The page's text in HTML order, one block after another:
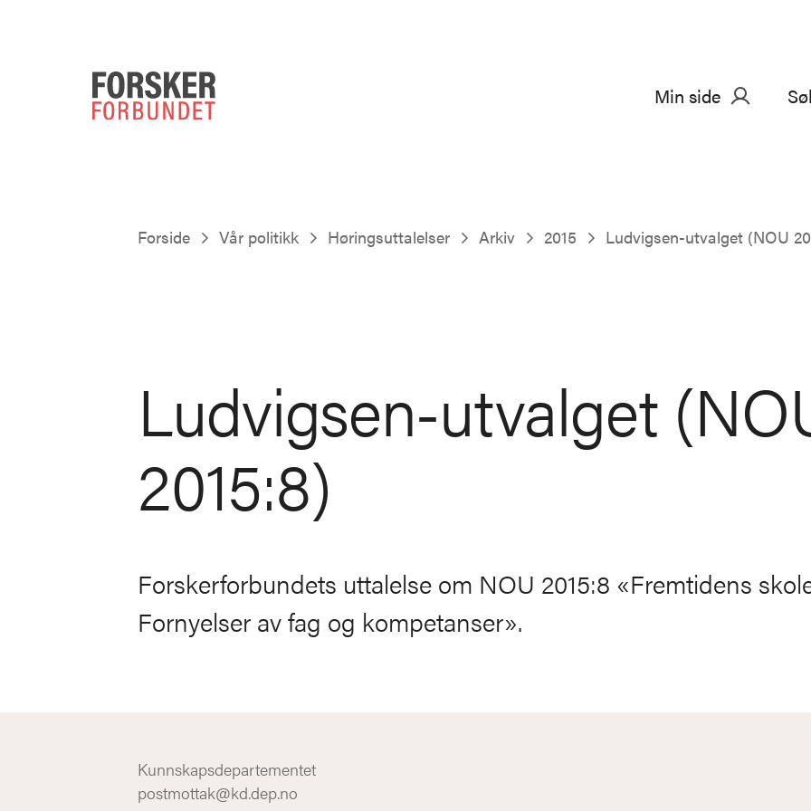
Min side
Forside Vår politikk Høringsuttalelser Arkiv 2015 Ludvigsen-utvalget (NOU
Ludvigsen-utvalget
2015:8)
Forskerforbundets uttalelse om NOU 2015:8 «Fremtidens
Fornyelser av fag og kompetanser».
Kunnskapsdepartementet
postmottak@kd.dep.no